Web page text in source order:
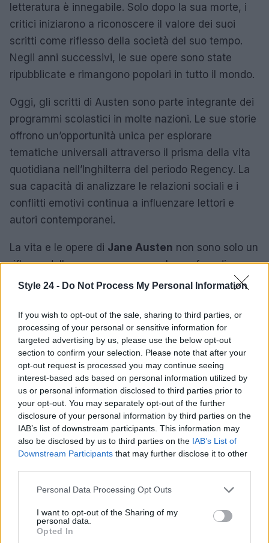
Style 24 - Do Not Process My Personal Information
If you wish to opt-out of the sale, sharing to third parties, or
processing of your personal or sensitive information for
targeted advertising by us, please use the below opt-out
section to confirm your selection. Please note that after your
opt-out request is processed you may continue seeing
interest-based ads based on personal information utilized by
us or personal information disclosed to third parties prior to
your opt-out. You may separately opt-out of the further
disclosure of your personal information by third parties on the
IAB’s list of downstream participants. This information may
also be disclosed by us to third parties on the IAB’s List of
Downstream Participants that may further disclose it to other
Please note that this website/app uses one or more Google
not limited to your visit or usage behaviour. You may click to
grant or deny consent to Google and its third-party tags to
use your data for below specified purposes in below Google
Personal Data Processing Opt Outs
I want to opt-out of the Sharing of my
personal data.
Opted In
letteratura è innegabile. Solo dopo la sua morte, i
critici iniziarono a riconoscere il valore dei suoi
scritti come riflesso della società del suo tempo.
Negli anni successivi, le sue opere sono state
ripubblicate e rimangono popolari in tutto il mondo.
Oggi, gli scritti di Austen sono parte integrante dei
programmi scolastici in molte nazioni. Le sue storie
offrono un’opportunità unica per esplorare
tematiche universali attraverso il prisma della vita
quotidiana nell’Inghilterra del periodo Regency. La
sua capacità di analizzare le relazioni sociali e i
conflitti emotivi continua a influenzare lettori e
autori contemporanei.
La vita e le opere di Jane Austen non sono solo un
riflesso della sua epoca, ma anche un faro di
saggezza che illumina i percorsi delle generazioni
riferimento per chi cerca ispirazione e conforto
nelle pagine di un libro.
AUTORE
Staff